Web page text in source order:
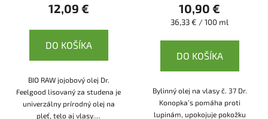
12,09 €
DO KOŠÍKA
BIO RAW jojobový olej Dr.
Feelgood lisovaný za studena je
univerzálny prírodný olej na
pleť, telo aj vlasy....
10,90 €
Jednotková
36,33 € / 100 ml
DO KOŠÍKA
Bylinný olej na vlasy č. 37 Dr.
Konopka’s pomáha proti
lupinám, upokojuje pokožku